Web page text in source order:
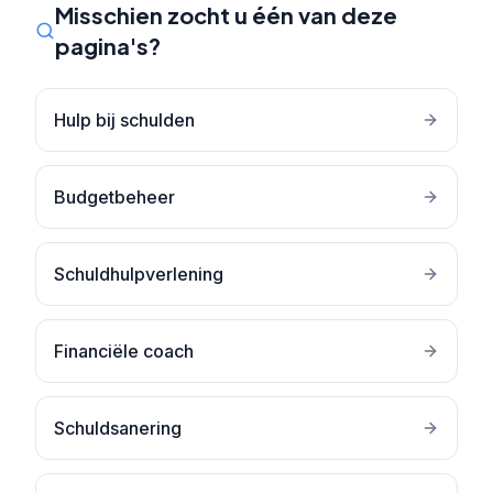
Misschien zocht u één van deze
pagina's?
Hulp bij schulden
Budgetbeheer
Schuldhulpverlening
Financiële coach
Schuldsanering